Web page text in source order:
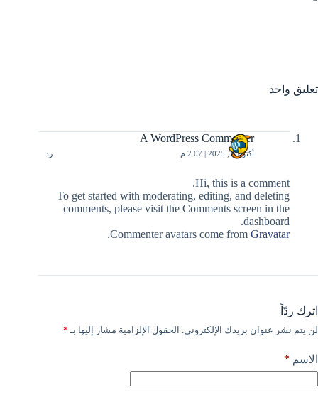
تعليق واحد
A WordPress Commenter
أكتوبر 7, 2025 | 2:07 م رد
Hi, this is a comment.
To get started with moderating, editing, and deleting
comments, please visit the Comments screen in the
dashboard.
Commenter avatars come from Gravatar
.
اترك ردّاً
لن يتم نشر عنوان بريدك الإلكتروني. الحقول الإلزامية مشار إليها بـ *
الاسم *